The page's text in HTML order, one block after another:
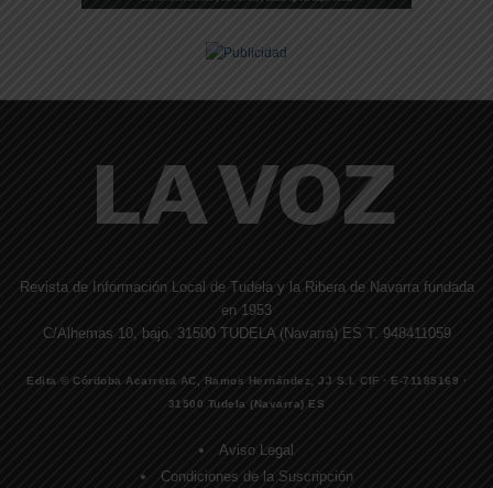
Revista de Información Local de Tudela y la Ribera de Navarra fundada
en 1953
C/Alhemas 10, bajo. 31500 TUDELA (Navarra) ES T. 948411059
Edita © Córdoba Acarreta AC, Ramos Hernández, JJ S.I. CIF · E-71185169 ·
31500 Tudela (Navarra) ES
Aviso Legal
Condiciones de la Suscripción